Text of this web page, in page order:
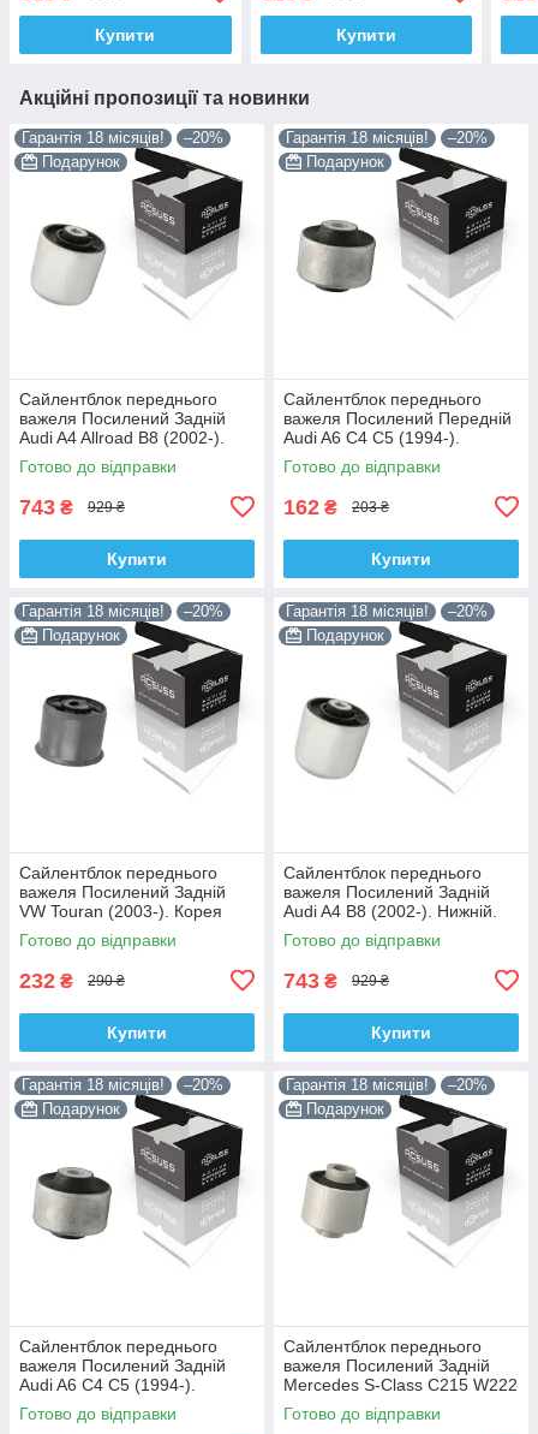
Купити Купити
Акційні пропозиції та новинки
Гарантія 18 місяців!
–20%
Подарунок
Сайлентблок переднього
важеля Посилений Задній
Audi A4 Allroad B8 (2002-).
Нижній. Корея ACSUSS!
4H0407183 , TD1247W ,
Готово до відправки
743 ₴ 929 ₴
Купити
Гарантія 18 місяців!
–20%
Подарунок
Сайлентблок переднього
важеля Посилений Передній
Audi A6 C4 C5 (1994-).
Верхній. Корея ACSUSS!
35379 , JBU138 , TD1062W
Готово до відправки
162 ₴ 203 ₴
Купити
Гарантія 18 місяців!
–20%
Подарунок
Сайлентблок переднього
важеля Посилений Задній
VW Touran (2003-). Корея
ACSUSS! 34559 , JBU602 ,
VKDS331037
Готово до відправки
232 ₴ 290 ₴
Купити
Гарантія 18 місяців!
–20%
Подарунок
Сайлентблок переднього
важеля Посилений Задній
Audi A4 B8 (2002-). Нижній.
Корея ACSUSS! 4H0407183 ,
TD1247W , VKDS331074
Готово до відправки
743 ₴ 929 ₴
Купити
Гарантія 18 місяців!
–20%
Подарунок
Сайлентблок переднього
важеля Посилений Задній
Audi A6 C4 C5 (1994-).
Верхній. Корея ACSUSS!
35379 , JBU138 , TD1062W
Готово до відправки
Гарантія 18 місяців!
–20%
Подарунок
Сайлентблок переднього
важеля Посилений Задній
Mercedes S-Class C215 W222
W220 V220 (1998-). Корея
ACSUSS! 28744 , TD4208W ,
Готово до відправки